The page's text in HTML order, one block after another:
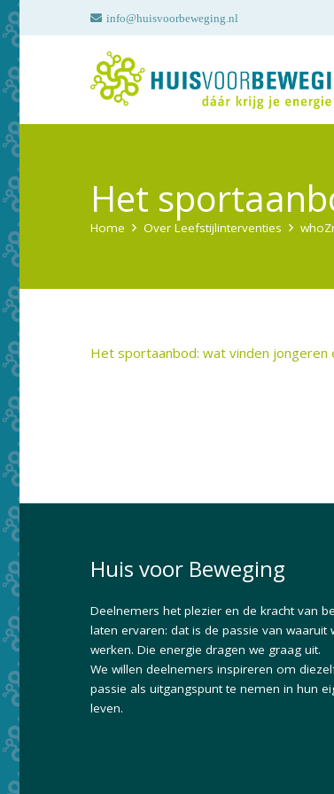
info@huisvoorbeweging.nl
Het
Home Over Leefstijlinterventies
Het sportaanbod: wat vinden jongeren
Huis voor Beweging
Deelnemers het plezier en de kracht van
laten ervaren: dat is de passie van waaruit
werken. Die energie dragen we graag uit.
We willen deelnemers inspireren om
passie als uitgangspunt te nemen in hun
leven.